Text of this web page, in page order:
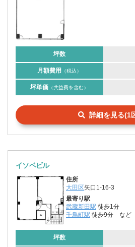
坪数
月額費用 （税込）
坪単価 （共益費を含む）
詳細を見る(1
イソベビル
住所
大田区矢口1-16-3
最寄り駅
武蔵新田駅 徒歩1分
千鳥町駅 徒歩9分 など
坪数